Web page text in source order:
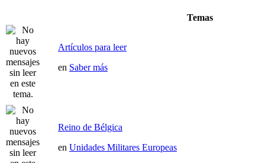
Temas
Artículos para leer
en Saber más
Reino de Bélgica
en Unidades Militares Europeas